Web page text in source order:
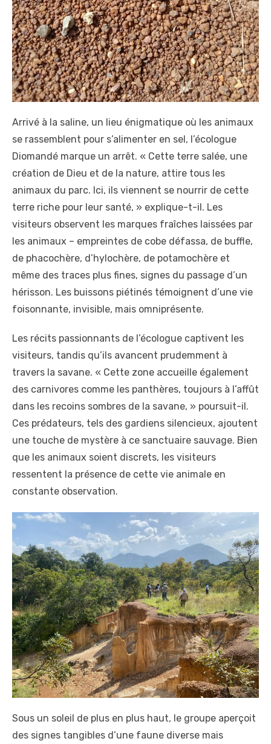
Arrivé à la saline, un lieu énigmatique où les animaux
se rassemblent pour s’alimenter en sel, l’écologue
Diomandé marque un arrêt. « Cette terre salée, une
création de Dieu et de la nature, attire tous les
animaux du parc. Ici, ils viennent se nourrir de cette
terre riche pour leur santé, » explique-t-il. Les
visiteurs observent les marques fraîches laissées par
les animaux – empreintes de cobe défassa, de buffle,
de phacochère, d’hylochère, de potamochère et
même des traces plus fines, signes du passage d’un
hérisson. Les buissons piétinés témoignent d’une vie
foisonnante, invisible, mais omniprésente.
Les récits passionnants de l’écologue captivent les
visiteurs, tandis qu’ils avancent prudemment à
travers la savane. « Cette zone accueille également
des carnivores comme les panthères, toujours à l’affût
dans les recoins sombres de la savane, » poursuit-il.
Ces prédateurs, tels des gardiens silencieux, ajoutent
une touche de mystère à ce sanctuaire sauvage. Bien
que les animaux soient discrets, les visiteurs
ressentent la présence de cette vie animale en
constante observation.
Sous un soleil de plus en plus haut, le groupe aperçoit
des signes tangibles d’une faune diverse mais